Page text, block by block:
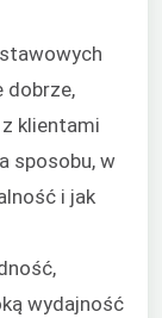
dobrze,
klientami
sposobu, w
i jak
wydajność